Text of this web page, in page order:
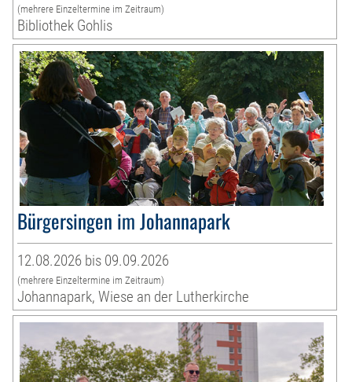
(mehrere Einzeltermine im Zeitraum)
Bibliothek Gohlis
Bürgersingen im Johannapark
12.08.2026 bis 09.09.2026
(mehrere Einzeltermine im Zeitraum)
Johannapark, Wiese an der Lutherkirche